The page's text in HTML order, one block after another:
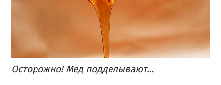
Осторожно! Мед подделывают…